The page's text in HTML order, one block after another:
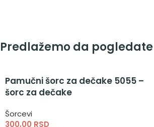
Predlažemo da pogledate
Pamučni šorc za dečake 5055 –
šorc za dečake
Šorcevi
300,00 RSD